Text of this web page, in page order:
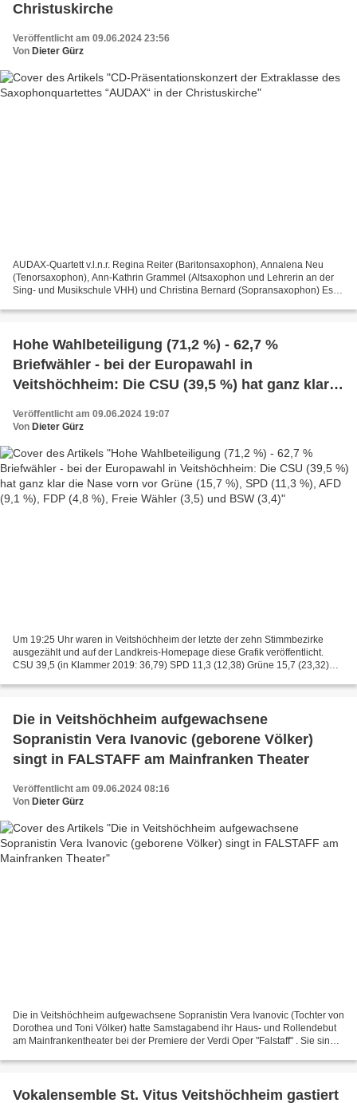
Christuskirche
Veröffentlicht am 09.06.2024 23:56
Von Dieter Gürz
AUDAX-Quartett v.l.n.r. Regina Reiter (Baritonsaxophon), Annalena Neu
(Tenorsaxophon), Ann-Kathrin Grammel (Altsaxophon und Lehrerin an der
Sing- und Musikschule VHH) und Christina Bernard (Sopransaxophon) Es
Hohe Wahlbeteiligung (71,2 %) - 62,7 %
Briefwähler - bei der Europawahl in
Veitshöchheim: Die CSU (39,5 %) hat ganz klar
AFD (9,1 %), FDP (4,8 %), Freie Wähler (3,5) und
Veröffentlicht am 09.06.2024 19:07
Von Dieter Gürz
Um 19:25 Uhr waren in Veitshöchheim der letzte der zehn Stimmbezirke
ausgezählt und auf der Landkreis-Homepage diese Grafik veröffentlicht.
CSU 39,5 (in Klammer 2019: 36,79) SPD 11,3 (12,38) Grüne 15,7 (23,32)
Die in Veitshöchheim aufgewachsene
Sopranistin Vera Ivanovic (geborene Völker)
singt in FALSTAFF am Mainfranken Theater
Veröffentlicht am 09.06.2024 08:16
Von Dieter Gürz
Die in Veitshöchheim aufgewachsene Sopranistin Vera Ivanovic (Tochter von
Dorothea und Toni Völker) hatte Samstagabend ihr Haus- und Rollendebut
am Mainfrankentheater bei der Premiere der Verdi Oper "Falstaff" . Sie singt
Vokalensemble St. Vitus Veitshöchheim gastiert